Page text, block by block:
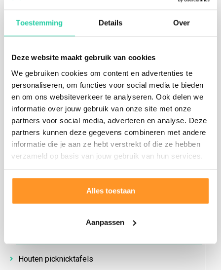
Toestemming Details Over
Deze website maakt gebruik van cookies
We gebruiken cookies om content en advertenties te
personaliseren, om functies voor social media te bieden
en om ons websiteverkeer te analyseren. Ook delen we
informatie over jouw gebruik van onze site met onze
partners voor social media, adverteren en analyse. Deze
partners kunnen deze gegevens combineren met andere
informatie die je aan ze hebt verstrekt of die ze hebben
verzameld op basis van jouw gebruik van hun services.
Alles toestaan
Aanpassen
picknickbank. Deze tafel heeft onbehandeld van nature
verloop van tijd vergrijzen. Deze houten
picknicktafel
kantot wel 15 jaar mee gaan.
Afhankelijk van het seizoen kan de voorraad en
levertijd variëren. Doorgaans kunnen wij binnen 3
weken leveren. Wij hebben geen massa productie. Elk
product, wat het ook is, is maatwerk en dus uniek. De
meeste producten worden dan ook op bestelling
gemaakt. Na het bestelproces informeren wij je over
de actuele levertijd.
Wij leveren diverse soorten Eiken of Douglas
, tafels en banken.
Vanzelfsprekend kunnen wij maatwerk leveren.Klik
Houten picknicktafels